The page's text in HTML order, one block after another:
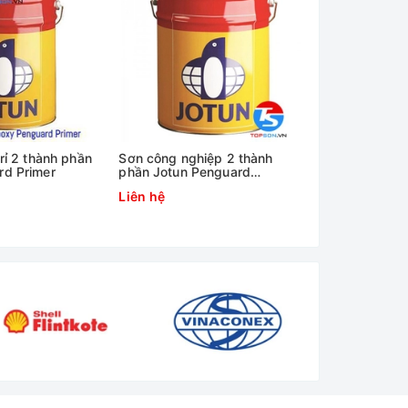
2 thành phần
Primer
Sơn công nghiệp 2 thành
phần Jotun Penguard
Liên hệ